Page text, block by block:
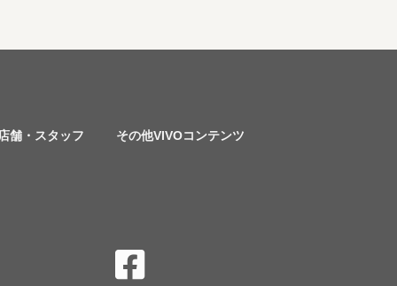
舗・スタッフ その他VIVOコンテンツ